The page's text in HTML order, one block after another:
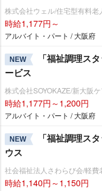
株式会社ウェル/住宅型有料老
時給1,177円～
アルバイト・パート / 大阪府
NEW
「福祉調理ス
ービス
株式会社SOYOKAZE/新大阪
時給1,177円～1,200円
アルバイト・パート / 大阪府
NEW
「福祉調理ス
ウス
社会福祉法人さわらび会/軽費
時給1,140円～1,150円